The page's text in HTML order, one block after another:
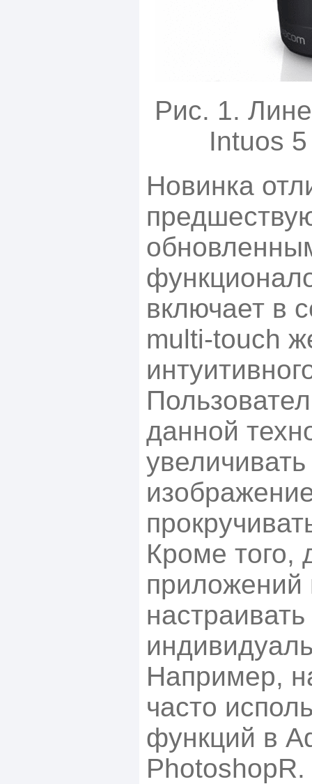
Рис. 1.
Intuos
Новинка
включает в
multi-touch
данной
Кроме того,
настраивать
Например,
часто
функций в
PhotoshopR.